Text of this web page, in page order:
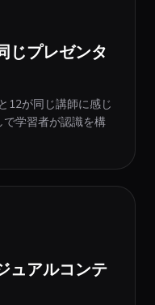
じプレゼンタ
12が同じ講師に感じ
学習者が認識を構
ュアルコンテ